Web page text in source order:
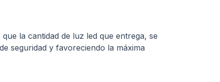
la cantidad de luz led que entrega, se
seguridad y favoreciendo la máxima